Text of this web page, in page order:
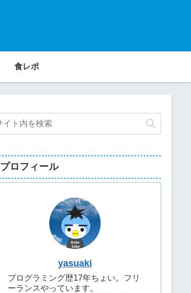
食レポ
プロフィール
yasuaki
プログラミング歴17年ちょい。フリ
ーランスやっています。